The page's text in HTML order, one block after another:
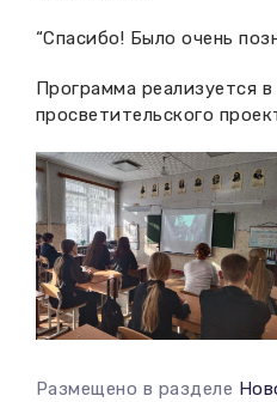
“Спасибо! Было очень
Программа реализуется
просветительского
Размещено в разделе